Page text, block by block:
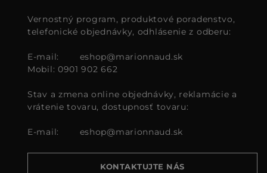
Vernostný program, produktové poradenstvo,
telefonické objednávky, odhlásenie z odberu:
E-mail:
eshop@marionnaud.sk
Mobil: 0901 902 662
Stav a zmena online objednávky, reklamácie a
vrátenie tovaru, dostupnosť tovaru:
E-mail: eshop@marionnaud.sk
KONTAKTUJTE NÁS